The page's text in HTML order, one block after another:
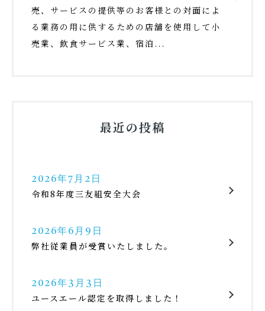
売、サービスの提供等のお客様との対面によ
る業務の用に供するための店舗を使用して小
売業、飲食サービス業、宿泊...
最近の投稿
2026年7月2日
令和8年度三友組安全大会
2026年6月9日
弊社従業員が受賞いたしました。
2026年3月3日
ユースエール認定を取得しました！